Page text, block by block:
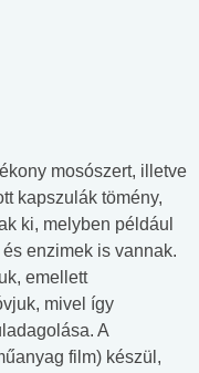
mosószert, illetve
kapszulák tömény,
ki, melyben például
enzimek is vannak.
emellett
mivel így
A
film) készül,